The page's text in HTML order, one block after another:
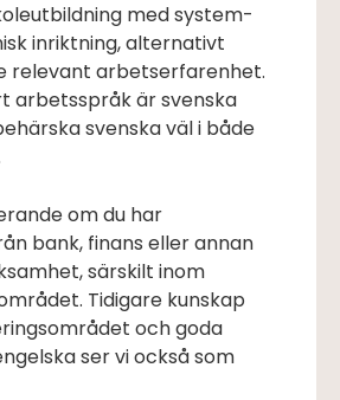
med system-
inriktning, alternativt
relevant arbetserfarenhet.
arbetsspråk är svenska
svenska väl i både
om du har
bank, finans eller annan
särskilt inom
Tidigare kunskap
och goda
ser vi också som